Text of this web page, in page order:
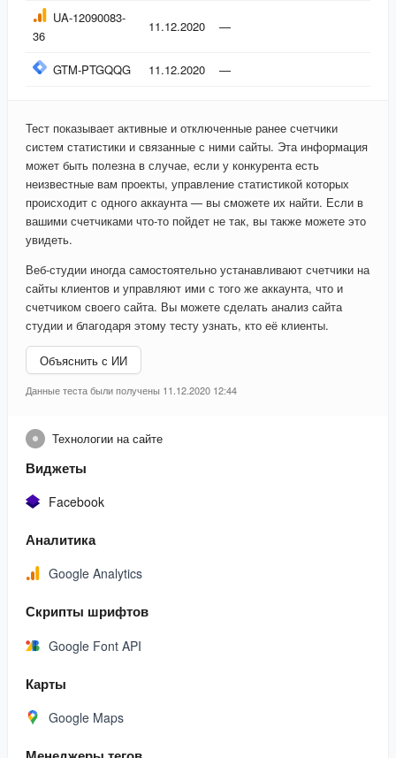
Счётчик
UA-12090083-
36
11.12.2020 —
GTM-PTGQQG 11.12.2020 —
Тест показывает активные и отключенные ранее счетчики
систем статистики и связанные с ними сайты. Эта информация
может быть полезна в случае, если у конкурента есть
неизвестные вам проекты, управление статистикой которых
происходит с одного аккаунта — вы сможете их найти. Если в
вашими счетчиками что-то пойдет не так, вы также можете это
увидеть.
Веб-студии иногда самостоятельно устанавливают счетчики на
сайты клиентов и управляют ими с того же аккаунта, что и
счетчиком своего сайта. Вы можете сделать анализ сайта
студии и благодаря этому тесту узнать, кто её клиенты.
Объяснить с ИИ
Данные теста были получены 11.12.2020 12:44
Технологии на сайте
Виджеты
Facebook
Аналитика
Google Analytics
Скрипты шрифтов
Google Font API
Карты
Google Maps